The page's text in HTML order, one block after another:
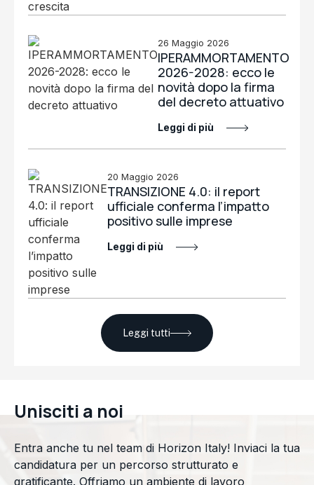
26 Maggio 2026
IPERAMMORTAMENTO
2026-2028: ecco le
novità dopo la firma
del decreto attuativo
Leggi di più
20 Maggio 2026
TRANSIZIONE 4.0: il report
ufficiale conferma l’impatto
positivo sulle imprese
Leggi di più
Leggi tutti
Unisciti a noi
Entra anche tu nel team di Horizon Italy! Inviaci la tua
candidatura per un percorso strutturato e
gratificante. Offriamo un ambiente di lavoro